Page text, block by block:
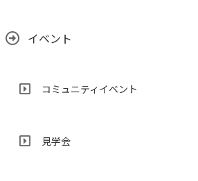
イベント
コミュニティイベント
見学会